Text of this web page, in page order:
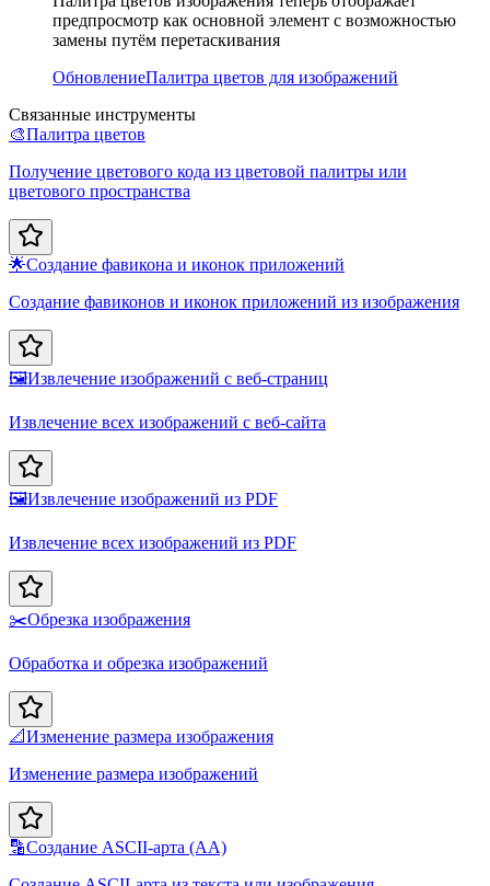
предпросмотр как основной элемент с возможностью
замены путём перетаскивания
ОбновлениеПалитра цветов для изображений
Связанные инструменты
🎨Палитра цветов
Получение цветового кода из цветовой палитры или
цветового пространства
🌟Создание фавикона и иконок приложений
Создание фавиконов и иконок приложений из изображения
🖼️Извлечение изображений с веб-страниц
Извлечение всех изображений с веб-сайта
🖼️Извлечение изображений из PDF
Извлечение всех изображений из PDF
✂️Обрезка изображения
Обработка и обрезка изображений
📐Изменение размера изображения
Изменение размера изображений
🔡Создание ASCII-арта (AA)